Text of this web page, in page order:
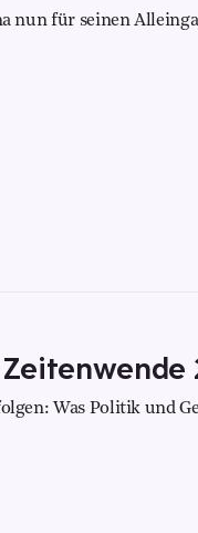
nun für seinen
Was Politik und